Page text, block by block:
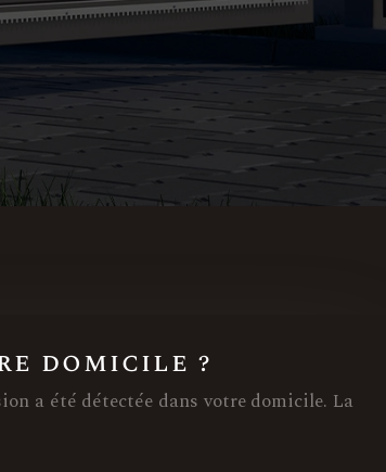
domicile ?
a été détectée dans votre domicile. La